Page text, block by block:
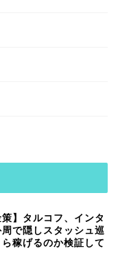
策】タルコフ、インタ
で隠しスタッシュ巡
稼げるのか検証して